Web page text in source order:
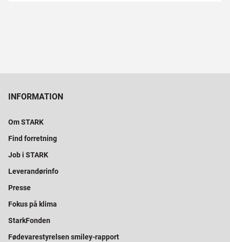
INFORMATION
Om STARK
Find forretning
Job i STARK
Leverandørinfo
Presse
Fokus på klima
StarkFonden
Fødevarestyrelsen smiley-rapport